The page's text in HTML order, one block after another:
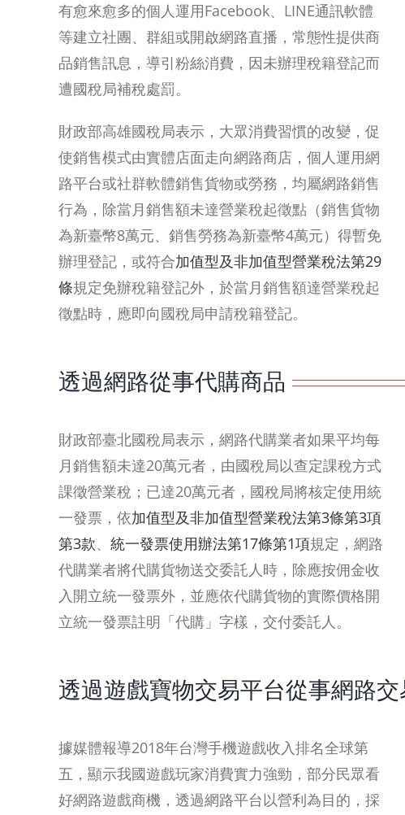
有愈來愈多的個人運用Facebook、LINE通訊軟體
等建立社團、群組或開啟網路直播，常態性提供商
品銷售訊息，導引粉絲消費，因未辦理稅籍登記而
遭國稅局補稅處罰。
財政部高雄國稅局表示，大眾消費習慣的改變，促
使銷售模式由實體店面走向網路商店，個人運用網
路平台或社群軟體銷售貨物或勞務，均屬網路銷售
行為，除當月銷售額未達營業稅起徵點（銷售貨物
為新臺幣8萬元、銷售勞務為新臺幣4萬元）得暫免
辦理登記，或符合加值型及非加值型營業稅法第29
條規定免辦稅籍登記外，於當月銷售額達營業稅起
徵點時，應即向國稅局申請稅籍登記。
透過網路從事代購商品
財政部臺北國稅局表示，網路代購業者如果平均每
月銷售額未達20萬元者，由國稅局以查定課稅方式
課徵營業稅；已達20萬元者，國稅局將核定使用統
一發票，依加值型及非加值型營業稅法第3條第3項
第3款、 統一發票使用辦法第17條第1項規定，網路
代購業者將代購貨物送交委託人時，除應按佣金收
入開立統一發票外，並應依代購貨物的實際價格開
立統一發票註明「代購」字樣，交付委託人。
透過遊戲寶物交易平台從事網路交
據媒體報導2018年台灣手機遊戲收入排名全球第
五，顯示我國遊戲玩家消費實力強勁，部分民眾看
好網路遊戲商機，透過網路平台以營利為目的，採